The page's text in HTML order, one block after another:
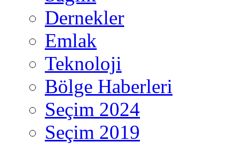
Dernekler
Emlak
Teknoloji
Bölge Haberleri
Seçim 2024
Seçim 2019